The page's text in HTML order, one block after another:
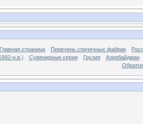
Главная страница Перечень спичечных фабрик
н.в.)
Сувенирные серии Грузия
Азербайджан